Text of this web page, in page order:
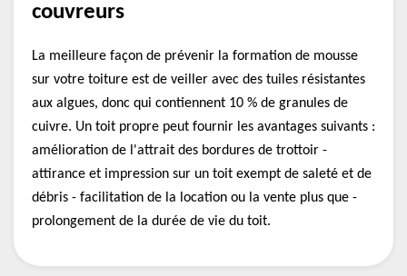
couvreurs
La meilleure façon de prévenir la formation de mousse
sur votre toiture est de veiller avec des tuiles résistantes
aux algues, donc qui contiennent 10 % de granules de
cuivre. Un toit propre peut fournir les avantages suivants :
amélioration de l'attrait des bordures de trottoir -
attirance et impression sur un toit exempt de saleté et de
débris - facilitation de la location ou la vente plus que -
prolongement de la durée de vie du toit.